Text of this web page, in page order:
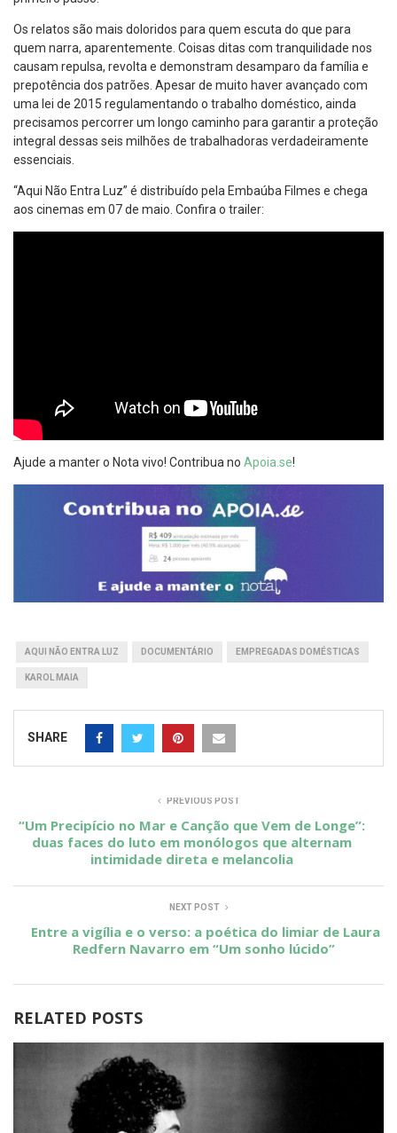
Os relatos são mais doloridos para quem escuta do que para
quem narra, aparentemente. Coisas ditas com tranquilidade nos
causam repulsa, revolta e demonstram desamparo da família e
prepotência dos patrões. Apesar de muito haver avançado com
uma lei de 2015 regulamentando o trabalho doméstico, ainda
precisamos percorrer um longo caminho para garantir a proteção
integral dessas seis milhões de trabalhadoras verdadeiramente
essenciais.
“Aqui Não Entra Luz” é distribuído pela Embaúba Filmes e chega
aos cinemas em 07 de maio. Confira o trailer:
Ajude a manter o Nota vivo! Contribua no Apoia.se!
AQUI NÃO ENTRA LUZ DOCUMENTÁRIO EMPREGADAS DOMÉSTICAS
KAROL MAIA
SHARE
PREVIOUS POST
“Um Precipício no Mar e Canção que Vem de Longe”:
duas faces do luto em monólogos que alternam
intimidade direta e melancolia
NEXT POST
Entre a vigília e o verso: a poética do limiar de Laura
Redfern Navarro em “Um sonho lúcido”
RELATED POSTS